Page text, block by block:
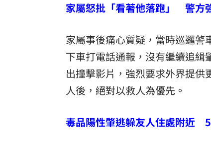
家屬怒批「看著他落跑」 警方
家屬事後痛心質疑，當時巡邏警
下車打電話通報，沒有繼續追
出撞擊影片，強烈要求外界提
人後，絕對以救人為優先。
毒品陽性肇逃躲友人住處附近